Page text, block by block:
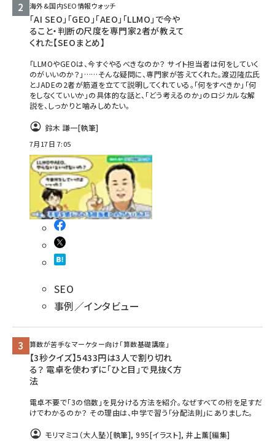
海外&国内SEO情報ウォッチ
「AI SEO」「GEO」「AEO」「LLMO」で今や
ること・判断の尺度を専門家2者が教えて
くれた【SEOまとめ】
「LLMOやGEOは、今すぐやるべきなのか？ サイト担当者は何をしていく
のがいいのか？」……そんな疑問に、専門家が答えてくれた。渡辺隆広氏
とJADEの2者が筋道を立てて説明してくれている。「何をすべきか」「何
をしなくていいか」の具体的な話と、「どう考えるのか」のロジカルな解
説を、しっかりと噛みしめたい。
鈴木 謙一[執筆]
7月17日 7:05
SEO
事例／インタビュー
算数が苦手なマーケター向け「算数基礎講座」
【3秒クイズ】5433円は3人で割り切れ
る？ 電卓を使わずに「ひと目」で見抜く方
法
電卓不要で「3の倍数」を見分ける方法を紹介。なぜすべての桁を足すだ
けでわかるのか？ その理由は、中学で習う「分配法則」にありました。
モリマミコ（大人塾）[執筆],995[イラスト],井上薫[編集]